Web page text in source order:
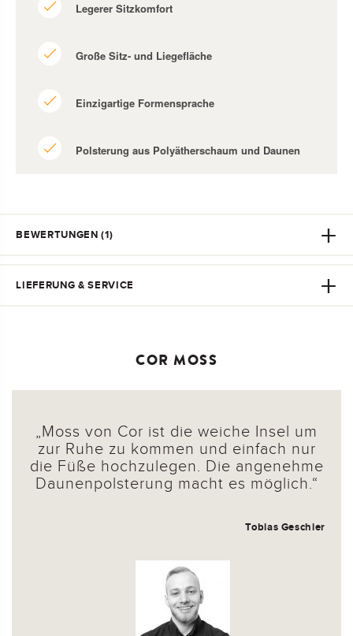
Legerer Sitzkomfort
Große Sitz- und Liegefläche
Einzigartige Formensprache
Polsterung aus Polyätherschaum und Daunen
BEWERTUNGEN (1)
LIEFERUNG & SERVICE
COR MOSS
Moss von Cor ist die weiche Insel um
zur Ruhe zu kommen und einfach nur
die Füße hochzulegen. Die angenehme
Daunenpolsterung macht es möglich.
Tobias Geschier